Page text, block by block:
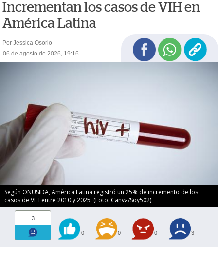
Incrementan los casos de VIH en
América Latina
Por Jessica Osorio
06 de agosto de 2026, 19:16
Según ONUSIDA, América Latina registró un 25% de incremento de los
casos de VIH entre 2010 y 2025. (Foto: Canva/Soy502)
3
0 0 0 3